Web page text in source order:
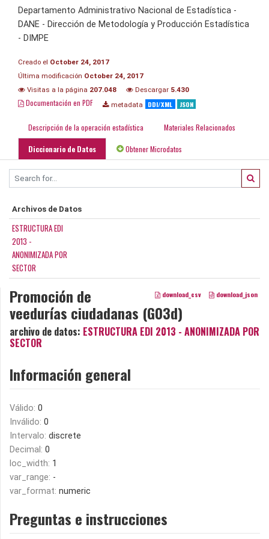
Departamento Administrativo Nacional de Estadística -
DANE - Dirección de Metodología y Producción Estadística
- DIMPE
Creado el October 24, 2017
Última modificación October 24, 2017
Visitas a la página 207.048 Descargar 5.430
Documentación en PDF metadata DDI/XML JSON
Descripción de la operación estadística Materiales Relacionados
Diccionario de Datos Obtener Microdatos
Archivos de Datos
ESTRUCTURA EDI
2013 -
ANONIMIZADA POR
SECTOR
download_csv download_json
Promoción de
veedurías ciudadanas (G03d)
archivo de datos: ESTRUCTURA EDI 2013 - ANONIMIZADA POR
SECTOR
Información general
Válido: 0
Inválido: 0
Intervalo: discrete
Decimal: 0
loc_width: 1
var_range: -
var_format: numeric
Preguntas e instrucciones